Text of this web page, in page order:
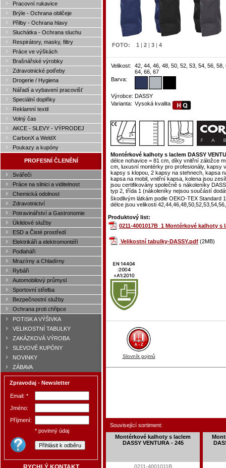
Pracovní rukavice
Brýle - Ochrana obličeje
Přilby - Ochrana hlavy
Sluchátka - Ochrana sluchu
Respirátory, masky, filtry
Práce ve výškách
Brašnářské výrobky
Zdravotnické potřeby
Drogerie / Hygiena
Nářadí a vybavení pracovišť
Speciální doplňky
Reklamní textil
Volný čas
AKCE - SLEVY - VÝPRODEJ
CarbonX a WeldX
Poukazy a kupóny
PROFESNÍ ČLENĚNÍ
Svářeči
Práce na silnici a viditelnost
Chemická odolnost
Zdravotnictví
Potravinářství a Gastronomie
Úklidové služby
ESD a Čisté prostředí
Elektrikáři a elektromontéři
Podlaháři
Mrazírny a Chladírny
Rybáři
Automobilový průmysl
Sportovní střelba
Bezpečnostní služby
Ochrana proti chřipce
POTISK A VÝŠIVKA
VELIKOSTNÍ TABULKY
ZAKÁZKOVÁ VÝROBA
SLEVOVÉ KUPÓNY
NOVINKY
ZÁBAVA
Zpravodaj - Newsletter
Email: *
Jméno:
Příjmení:
* povinný údaj
FOTO: 1 | 2 | 3 | 4
Velikost:
42, 44, 46, 48, 50, 52, 53, 54, 56, 58,
64, 66, 67
Barva:
Výrobce: DASSY
Varianta: Vysoká kvalita
Montérkové kalhoty s laclem DASSY
délce nohavice = 81 cm, díky vnitřní záložce
cm, luxusní montérky pro profesionály, kapsy
kapsy s klopou, 2 kapsy na stehnech, kapsa
kapsa na mobil, vnitřní kapsa, kolena jsou
jsou certifikovány společně s nákoleníky
typ 2, třída 1 (nákoleníky nejsou součástí
škodlivým látkám podle OEKO-TEX Standard
délce jsou velikosti
Produktový list:
0211-4001017B_1 Montérkové kalhoty s
Velikostní tabulky-DASSY.pdf (2MB)
Slovník pojmů
Související sortiment:
Montérkové kalhoty s laclem
DASSY VENTURA - 245
0211-4001011B